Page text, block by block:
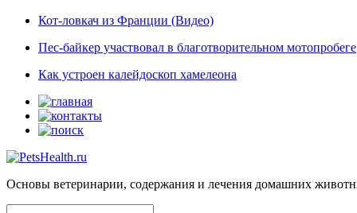
Кот-ловкач из Франции (Видео)
Пес-байкер участвовал в благотворительном мотопробеге
Как устроен калейдоскоп хамелеона
Основы ветеринарии, содержания и лечения домашних